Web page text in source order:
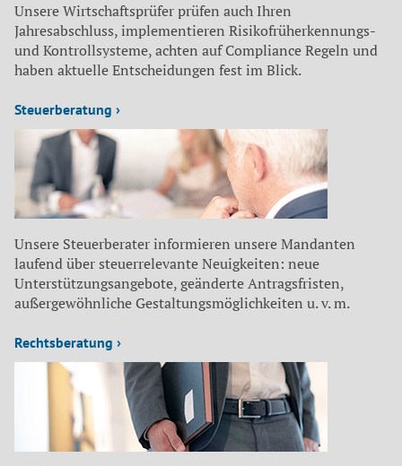
Unsere Wirtschaftsprüfer prüfen auch Ihren
Jahresabschluss, implementieren Risikofrüherkennungs-
und Kontrollsysteme, achten auf Compliance Regeln und
haben aktuelle Entscheidungen fest im Blick.
Steuerberatung ›
Unsere Steuerberater informieren unsere Mandanten
laufend über steuerrelevante Neuigkeiten: neue
Unterstützungsangebote, geänderte Antragsfristen,
außergewöhnliche Gestaltungsmöglichkeiten u. v. m.
Rechtsberatung ›